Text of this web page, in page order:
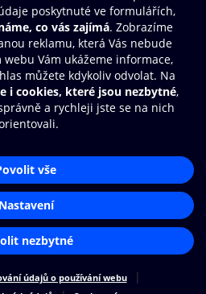
údajů
Aplikace O2 Knihovna
Čti a poslouchej své e-knihy a
rychleji a pohodlněji.